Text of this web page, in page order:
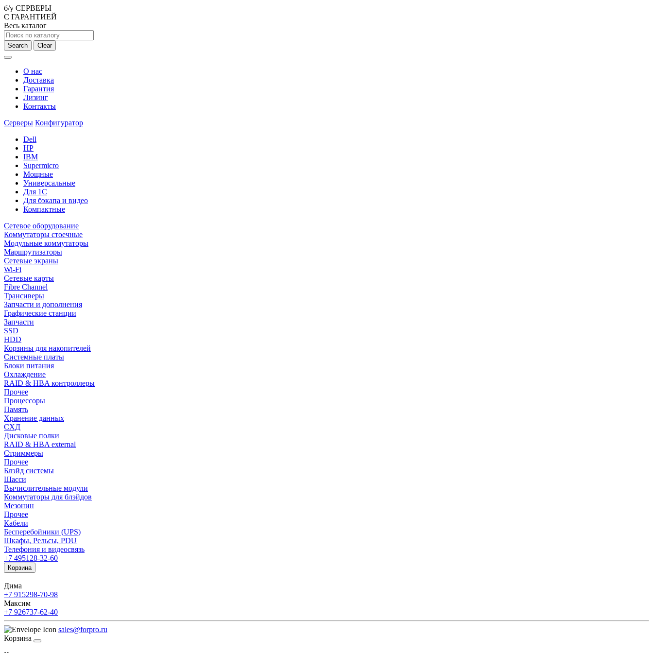
б/у СЕРВЕРЫ
С ГАРАНТИЕЙ
Весь каталог
Search Clear
О нас
Доставка
Гарантия
Лизинг
Контакты
Серверы Конфигуратор
Dell
HP
IBM
Supermicro
Мощные
Универсальные
Для 1С
Для бэкапа и видео
Компактные
Сетевое оборудование
Коммутаторы стоечные
Модульные коммутаторы
Маршрутизаторы
Сетевые экраны
Wi-Fi
Сетевые карты
Fibre Channel
Трансиверы
Запчасти и дополнения
Графические станции
Запчасти
SSD
HDD
Корзины для накопителей
Системные платы
Блоки питания
Охлаждение
RAID & HBA контроллеры
Прочее
Процессоры
Память
Хранение данных
СХД
Дисковые полки
RAID & HBA external
Стриммеры
Прочее
Блэйд системы
Шасси
Вычислительные модули
Коммутаторы для блэйдов
Мезонин
Прочее
Кабели
Бесперебойники (UPS)
Шкафы, Рельсы, PDU
Телефония и видеосвязь
+7 495128-32-60
Корзина
Дима
+7 915298-70-98
Максим
+7 926737-62-40
sales@forpro.ru
Корзина